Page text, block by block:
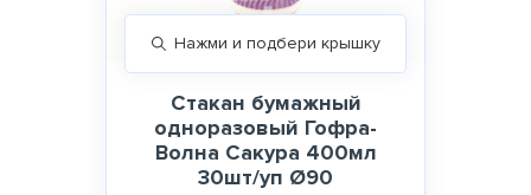
Нажми и подбери крышку
Стакан бумажный
одноразовый Гофра-
Волна Сакура 400мл
30шт/уп Ø90